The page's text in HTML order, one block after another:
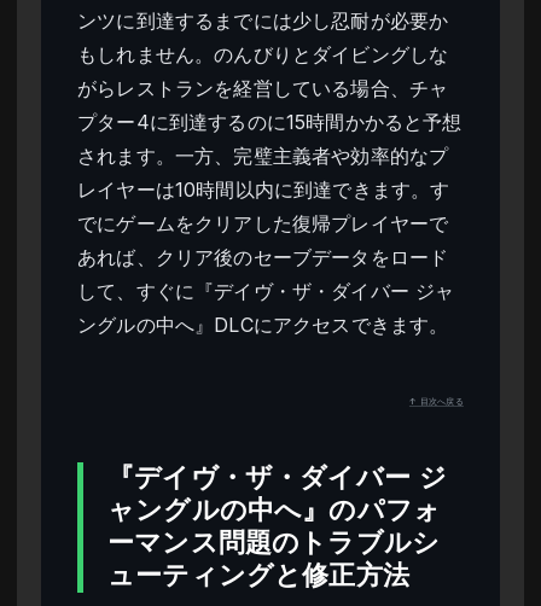
ンツに到達するまでには少し忍耐が必要か
もしれません。のんびりとダイビングしな
がらレストランを経営している場合、チャ
プター4に到達するのに15時間かかると予想
されます。一方、完璧主義者や効率的なプ
レイヤーは10時間以内に到達できます。す
でにゲームをクリアした復帰プレイヤーで
あれば、クリア後のセーブデータをロード
して、すぐに『デイヴ・ザ・ダイバー ジャ
ングルの中へ』DLCにアクセスできます。
↑ 目次へ戻る
『デイヴ・ザ・ダイバー ジ
ャングルの中へ』のパフォ
ーマンス問題のトラブルシ
ューティングと修正方法